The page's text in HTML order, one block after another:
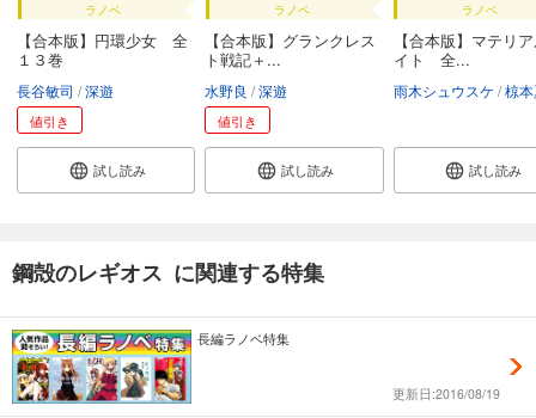
ラノベ
【合本版】円環少女 全
１３巻
長谷敏司 深遊
値引き
試し読み
ラノベ
【合本版】グランクレス
ト戦記＋...
水野良 深遊
値引き
試し読み
ラノベ
【合本版】マテリ
イト 全...
雨木シュウスケ 椋
試し読み
鋼殻のレギオス に関連する特集
長編ラノベ特集
更新日:2016/08/19